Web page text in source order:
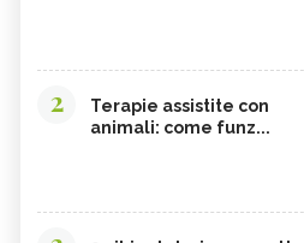
2
Terapie assistite con
animali: come funz...